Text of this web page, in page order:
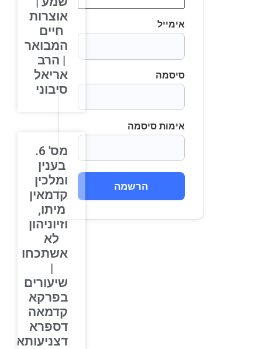
אימייל
סיסמה
אימות סיסמה
הרשמה
אוצרות
חיים
המבואר
| הרב
אריאל
סיבוני
מס' 6.
בענין
ומלכין
קדמאין
מיתו,
וזיוניהון
לא
אשתכחו
שיעורים
בפרקא
קדמאה
דספרא
דצניעותא